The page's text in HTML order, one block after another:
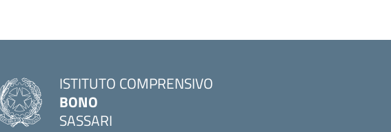
ISTITUTO COMPRENSIVO
BONO
SASSARI